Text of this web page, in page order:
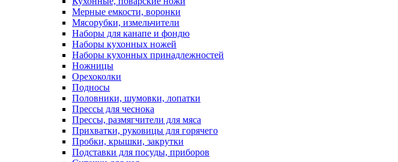
Мерные емкости, воронки
Мясорубки, измельчители
Наборы для канапе и фондю
Наборы кухонных ножей
Наборы кухонных принадлежностей
Ножницы
Орехоколки
Подносы
Половники, шумовки, лопатки
Прессы для чеснока
Прессы, размягчители для мяса
Прихватки, руковицы для горячего
Пробки, крышки, закрутки
Подставки для посуды, приборов